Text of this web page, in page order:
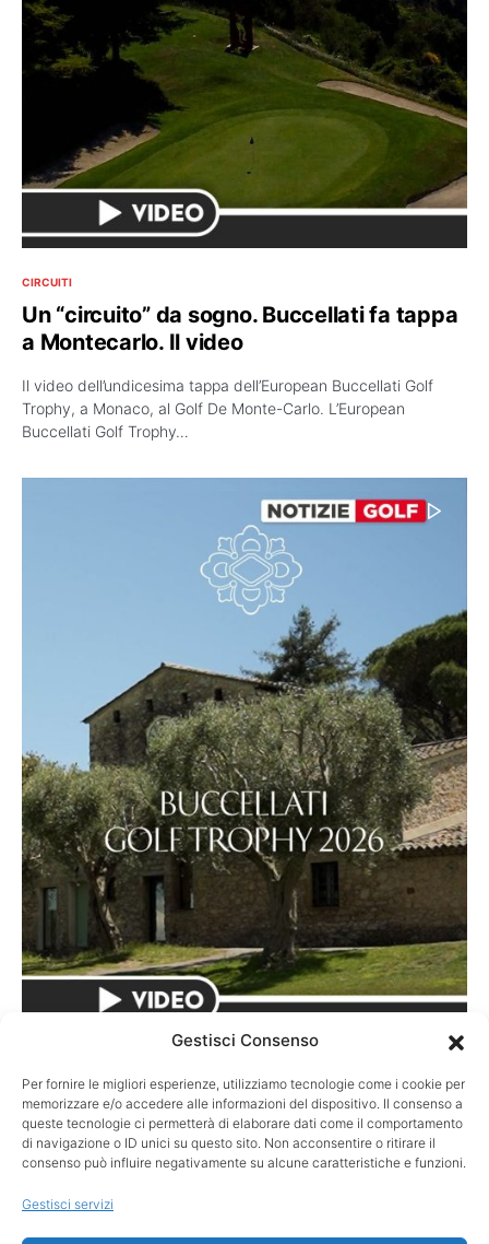
Gestisci Consenso
Per fornire le migliori esperienze, utilizziamo tecnologie come i cookie per
memorizzare e/o accedere alle informazioni del dispositivo. Il consenso a
queste tecnologie ci permetterà di elaborare dati come il comportamento
di navigazione o ID unici su questo sito. Non acconsentire o ritirare il
consenso può influire negativamente su alcune caratteristiche e funzioni.
Gestisci servizi
CIRCUITI
Un “circuito” da sogno. Buccellati fa tappa
a Montecarlo. Il video
Il video dell’undicesima tappa dell’European Buccellati Golf
Trophy, a Monaco, al Golf De Monte-Carlo. L’European
Buccellati Golf Trophy…
Merci, Buccellati! Il video racconto della
Maison in tour a Cannes
Il video della nona tappa dell’European Buccellati Golf Trophy,
il circuito golfistico internazionale firmato dalla storica Maison